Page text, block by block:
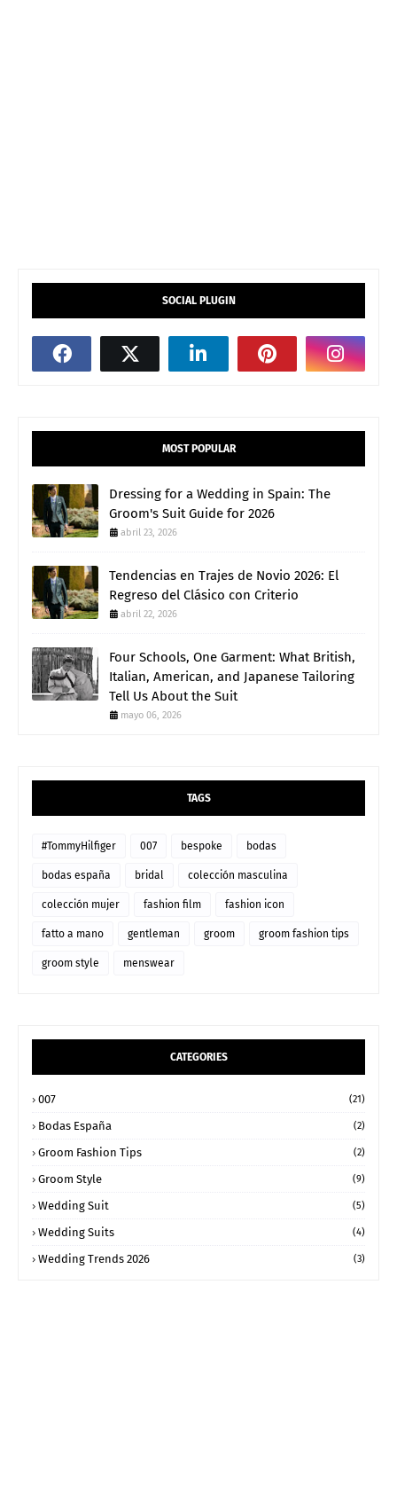
SOCIAL PLUGIN
MOST POPULAR
Dressing for a Wedding in Spain: The
Groom's Suit Guide for 2026
abril 23, 2026
Tendencias en Trajes de Novio 2026: El
Regreso del Clásico con Criterio
abril 22, 2026
Four Schools, One Garment: What British,
Italian, American, and Japanese Tailoring
Tell Us About the Suit
mayo 06, 2026
TAGS
#TommyHilfiger 007 bespoke bodas
bodas españa bridal colección masculina
colección mujer fashion film fashion icon
fatto a mano gentleman groom groom fashion tips
groom style menswear
CATEGORIES
007 (21)
Bodas España (2)
Groom Fashion Tips (2)
Groom Style (9)
Wedding Suit (5)
Wedding Suits (4)
Wedding Trends 2026 (3)